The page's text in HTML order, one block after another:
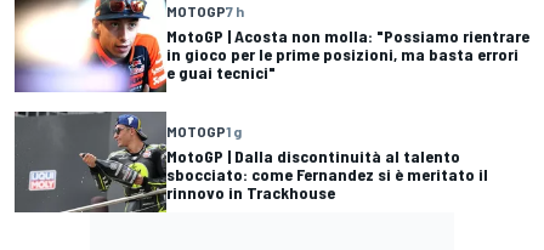
MOTOGP7 h
MotoGP | Acosta non molla: "Possiamo rientrare
in gioco per le prime posizioni, ma basta errori
e guai tecnici"
MOTOGP1 g
MotoGP | Dalla discontinuità al talento
sbocciato: come Fernandez si è meritato il
rinnovo in Trackhouse